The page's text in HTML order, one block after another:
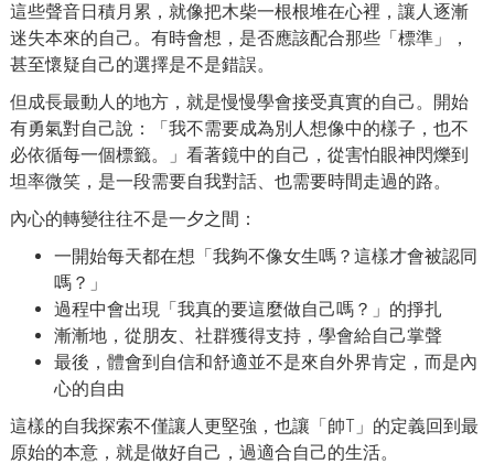
這些聲音日積月累，就像把木柴一根根堆在心裡，讓人逐漸
迷失本來的自己。有時會想，是否應該配合那些「標準」，
甚至懷疑自己的選擇是不是錯誤。
但成長最動人的地方，就是慢慢學會接受真實的自己。開始
有勇氣對自己說：「我不需要成為別人想像中的樣子，也不
必依循每一個標籤。」看著鏡中的自己，從害怕眼神閃爍到
坦率微笑，是一段需要自我對話、也需要時間走過的路。
內心的轉變往往不是一夕之間：
一開始每天都在想「我夠不像女生嗎？這樣才會被認同
嗎？」
過程中會出現「我真的要這麼做自己嗎？」的掙扎
漸漸地，從朋友、社群獲得支持，學會給自己掌聲
最後，體會到自信和舒適並不是來自外界肯定，而是內
心的自由
這樣的自我探索不僅讓人更堅強，也讓「帥T」的定義回到最
原始的本意，就是做好自己，過適合自己的生活。